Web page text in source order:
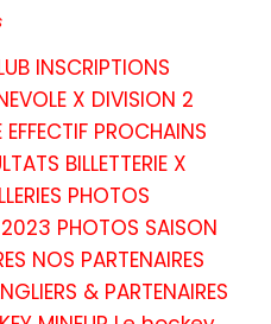
INSCRIPTIONS
X DIVISION 2
EFFECTIF PROCHAINS
BILLETTERIE X
PHOTOS
PHOTOS SAISON
NOS PARTENAIRES
& PARTENAIRES